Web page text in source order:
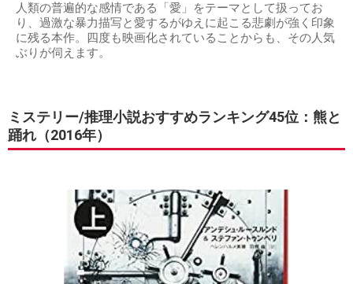
人類の普遍的な感情である「愛」をテーマとして扱ってお
り、過激な暴力描写と愛するがゆえに起こる悲劇が強く印象
に残る本作。四度も映画化されていることからも、その人気
ぶりが伺えます。
ミステリー/推理小説おすすめランキング45位：熊と
踊れ（2016年）